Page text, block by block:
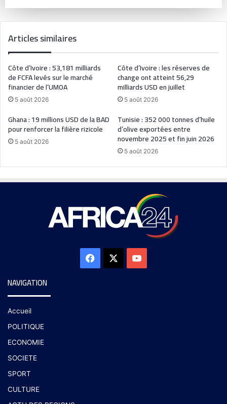
Articles similaires
Côte d’Ivoire : 53,181 milliards
de FCFA levés sur le marché
financier de l’UMOA
5 août 2026
Côte d’Ivoire : les réserves de
change ont atteint 56,29
milliards USD en juillet
5 août 2026
Ghana : 19 millions USD de la BAD
pour renforcer la filière rizicole
5 août 2026
Tunisie : 352 000 tonnes d’huile
d’olive exportées entre
novembre 2025 et fin juin 2026
5 août 2026
NAVIGATION
Accueil
POLITIQUE
ECONOMIE
SOCIETE
SPORT
CULTURE